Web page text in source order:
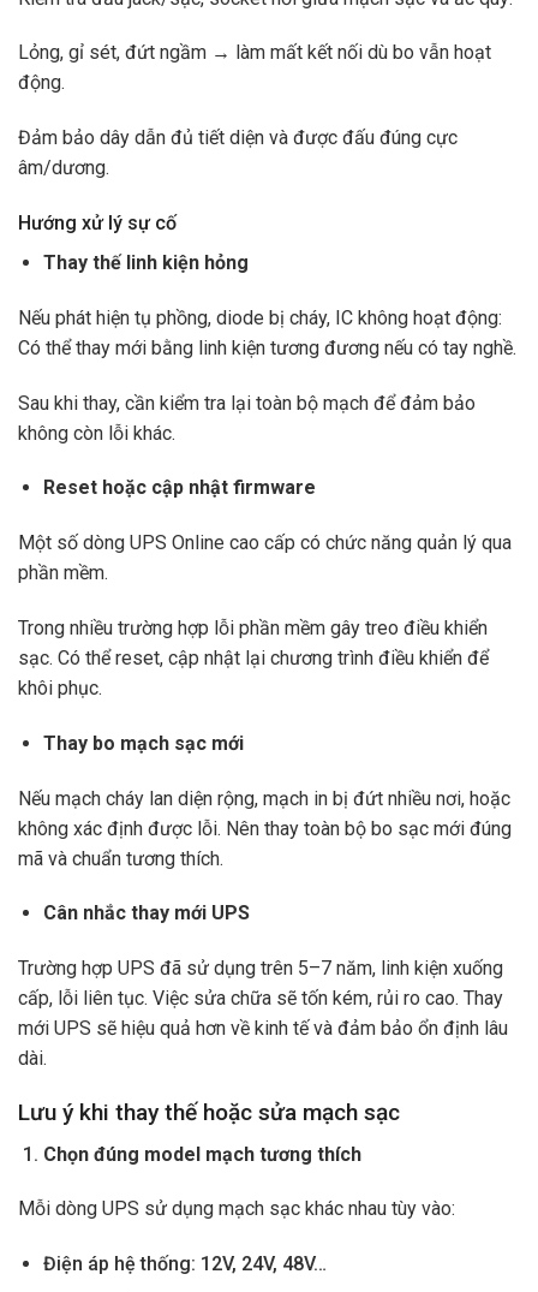
Lỏng, gỉ sét, đứt ngầm → làm mất kết nối dù bo vẫn hoạt
động.
Đảm bảo dây dẫn đủ tiết diện và được đấu đúng cực
âm/dương.
Hướng xử lý sự cố
Thay thế linh kiện hỏng
Nếu phát hiện tụ phồng, diode bị cháy, IC không hoạt động:
Có thể thay mới bằng linh kiện tương đương nếu có tay nghề.
Sau khi thay, cần kiểm tra lại toàn bộ mạch để đảm bảo
không còn lỗi khác.
Reset hoặc cập nhật firmware
Một số dòng UPS Online cao cấp có chức năng quản lý qua
phần mềm.
Trong nhiều trường hợp lỗi phần mềm gây treo điều khiển
sạc. Có thể reset, cập nhật lại chương trình điều khiển để
khôi phục.
Thay bo mạch sạc mới
Nếu mạch cháy lan diện rộng, mạch in bị đứt nhiều nơi, hoặc
không xác định được lỗi. Nên thay toàn bộ bo sạc mới đúng
mã và chuẩn tương thích.
Cân nhắc thay mới UPS
Trường hợp UPS đã sử dụng trên 5–7 năm, linh kiện xuống
cấp, lỗi liên tục. Việc sửa chữa sẽ tốn kém, rủi ro cao. Thay
mới UPS sẽ hiệu quả hơn về kinh tế và đảm bảo ổn định lâu
dài.
Lưu ý khi thay thế hoặc sửa mạch sạc
Chọn đúng model mạch tương thích
Mỗi dòng UPS sử dụng mạch sạc khác nhau tùy vào:
Điện áp hệ thống: 12V, 24V, 48V…